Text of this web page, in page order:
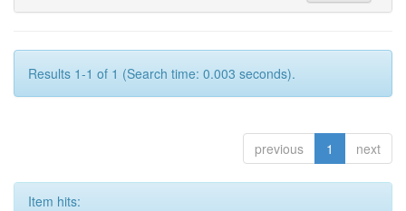
Results 1-1 of 1 (Search time: 0.003 seconds).
previous 1 next
Item hits: